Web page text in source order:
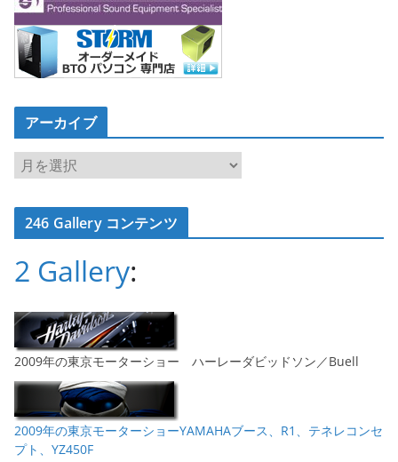
アーカイブ
ア
カ
イ246 Gallery コンテンツ
2 Gallery:
2009年の東京モーターショー ハーレーダビッドソン／Buell
2009年の東京モーターショーYAMAHAブース、R1、テネレコンセ
プト、YZ450F